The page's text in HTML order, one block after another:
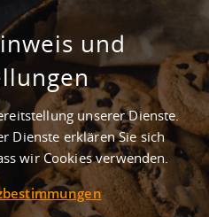
Logistik/ A 44
, Deutschland
MERKEN VERGLEICHEN EXPORT PDF
und
unserer Dienste.
Dienste erklären Sie sich
wir Cookies verwenden.